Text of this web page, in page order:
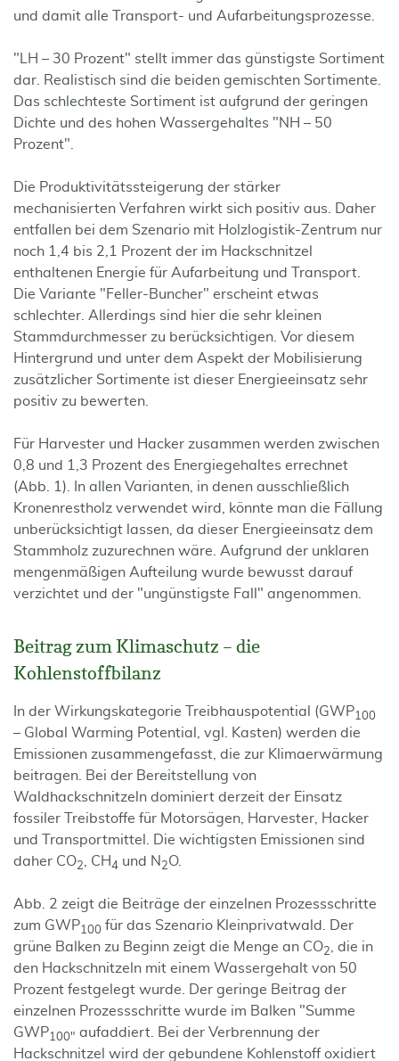
und damit alle Transport- und Aufarbeitungsprozesse.
"LH – 30 Prozent" stellt immer das günstigste Sortiment
dar. Realistisch sind die beiden gemischten Sortimente.
Das schlechteste Sortiment ist aufgrund der geringen
Dichte und des hohen Wassergehaltes "NH – 50
Prozent".
Die Produktivitätssteigerung der stärker
mechanisierten Verfahren wirkt sich positiv aus. Daher
entfallen bei dem Szenario mit Holzlogistik-Zentrum nur
noch 1,4 bis 2,1 Prozent der im Hackschnitzel
enthaltenen Energie für Aufarbeitung und Transport.
Die Variante "Feller-Buncher" erscheint etwas
schlechter. Allerdings sind hier die sehr kleinen
Stammdurchmesser zu berücksichtigen. Vor diesem
Hintergrund und unter dem Aspekt der Mobilisierung
zusätzlicher Sortimente ist dieser Energieeinsatz sehr
positiv zu bewerten.
Für Harvester und Hacker zusammen werden zwischen
0,8 und 1,3 Prozent des Energiegehaltes errechnet
(Abb. 1). In allen Varianten, in denen ausschließlich
Kronenrestholz verwendet wird, könnte man die Fällung
unberücksichtigt lassen, da dieser Energieeinsatz dem
Stammholz zuzurechnen wäre. Aufgrund der unklaren
mengenmäßigen Aufteilung wurde bewusst darauf
verzichtet und der "ungünstigste Fall" angenommen.
Beitrag zum Klimaschutz – die
Kohlenstoffbilanz
In der Wirkungskategorie Treibhauspotential (GWP100
– Global Warming Potential, vgl. Kasten) werden die
Emissionen zusammengefasst, die zur Klimaerwärmung
beitragen. Bei der Bereitstellung von
Waldhackschnitzeln dominiert derzeit der Einsatz
fossiler Treibstoffe für Motorsägen, Harvester, Hacker
und Transportmittel. Die wichtigsten Emissionen sind
daher CO2 , CH4 und N 2O.
Abb. 2 zeigt die Beiträge der einzelnen Prozessschritte
zum GWP100 für das Szenario Kleinprivatwald. Der
grüne Balken zu Beginn zeigt die Menge an CO2
, die in
den Hackschnitzeln mit einem Wassergehalt von 50
Prozent festgelegt wurde. Der geringe Beitrag der
einzelnen Prozessschritte wurde im Balken "Summe
GWP100" aufaddiert. Bei der Verbrennung der
Hackschnitzel wird der gebundene Kohlenstoff oxidiert